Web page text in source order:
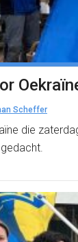
Scheffer
die